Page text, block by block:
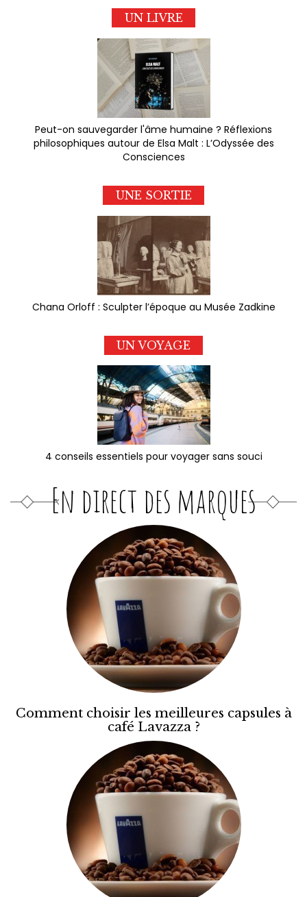
UN LIVRE
Peut-on sauvegarder l'âme humaine ? Réflexions
philosophiques autour de Elsa Malt : L’Odyssée des
Consciences
UNE SORTIE
Chana Orloff : Sculpter l’époque au Musée Zadkine
UN VOYAGE
4 conseils essentiels pour voyager sans souci
En direct des marques
Comment choisir les meilleures capsules à
café Lavazza ?